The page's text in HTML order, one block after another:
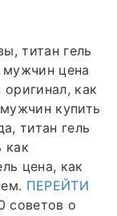
титан гель
мужчин цена
как
купить
титан гель
как
цена, как
ПЕРЕЙТИ
советов о